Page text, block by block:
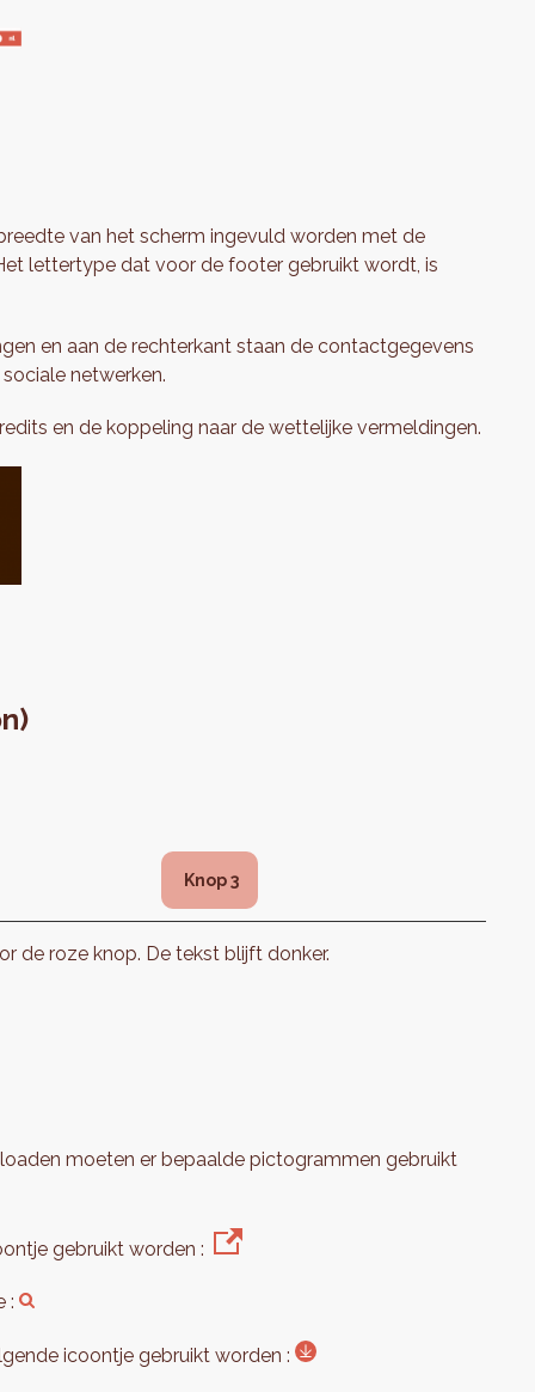
van het scherm ingevuld worden met de
lettertype dat voor de footer gebruikt wordt, is
en aan de rechterkant staan de contactgegevens
netwerken.
en de koppeling naar de wettelijke vermeldingen.
Knop 3
de roze knop. De tekst blijft donker.
moeten er bepaalde pictogrammen gebruikt
gebruikt worden :
:
icoontje gebruikt worden :